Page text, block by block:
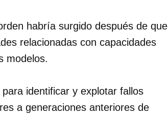
habría surgido después de que
relacionadas con capacidades
modelos.
identificar y explotar fallos
a generaciones anteriores de